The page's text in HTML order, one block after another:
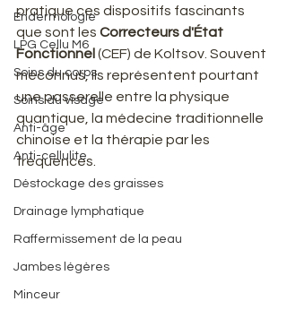
Endermologie
LPG Cellu M6
Soins du corps
Soins du visage
Anti-âge
Anti-cellulite
Déstockage des graisses
Drainage lymphatique
Raffermissement de la peau
Jambes légères
Minceur
pratique ces dispositifs fascinants
que sont les Correcteurs d'État
Fonctionnel (CEF) de Koltsov. Souvent
méconnus, ils représentent pourtant
une passerelle entre la physique
quantique, la médecine traditionnelle
chinoise et la thérapie par les
fréquences.